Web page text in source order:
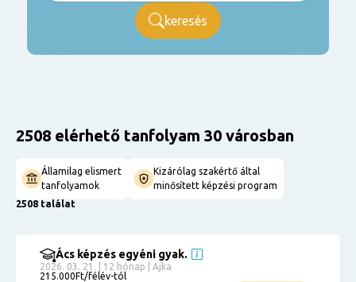
keresés
2508 elérhető tanfolyam 30 városban
Államilag elismert
tanfolyamok
Kizárólag szakértő által
minősített képzési program
2508 találat
Ács képzés egyéni gyak.
2026. 03. 21. | 12 hónap | Ajka
215.000Ft/félév-tól